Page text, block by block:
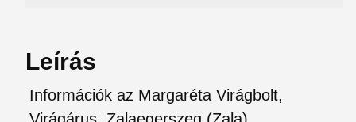
Leírás
Információk az Margaréta Virágbolt,